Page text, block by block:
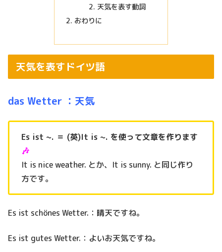
天気を表す動詞
おわりに
天気を表すドイツ語
das Wetter ：天気
Es ist ~. ＝ (英)It is ~. を使って文章を作ります
🎶
It is nice weather. とか、It is sunny. と同じ作り
方です。
Es ist schönes Wetter.：晴天ですね。
Es ist gutes Wetter.：よいお天気ですね。